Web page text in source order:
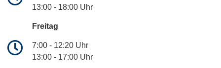
13:00 - 18:00 Uhr
Freitag
7:00 - 12:20 Uhr
13:00 - 17:00 Uhr